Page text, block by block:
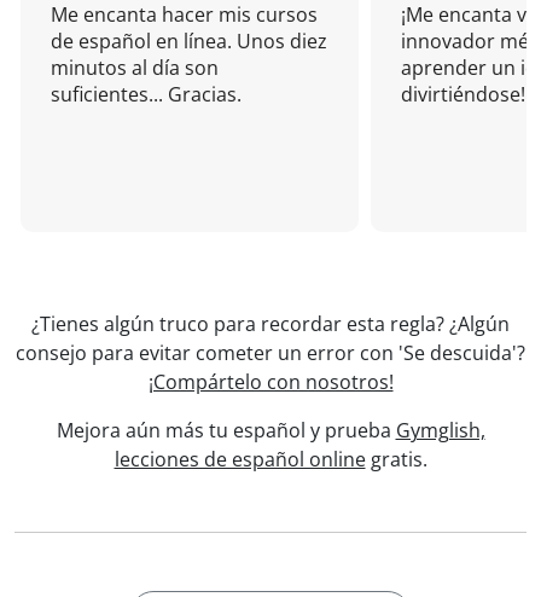
Me encanta hacer mis cursos
de español en línea. Unos diez
minutos al día son
suficientes... Gracias.
¡Me encanta
innovador
aprender un
divirtiéndose!
¿Tienes algún truco para recordar esta regla? ¿Algún
consejo para evitar cometer un error con 'Se descuida'?
¡Compártelo con nosotros!
Mejora aún más tu español y prueba Gymglish,
lecciones de español onlinegratis.